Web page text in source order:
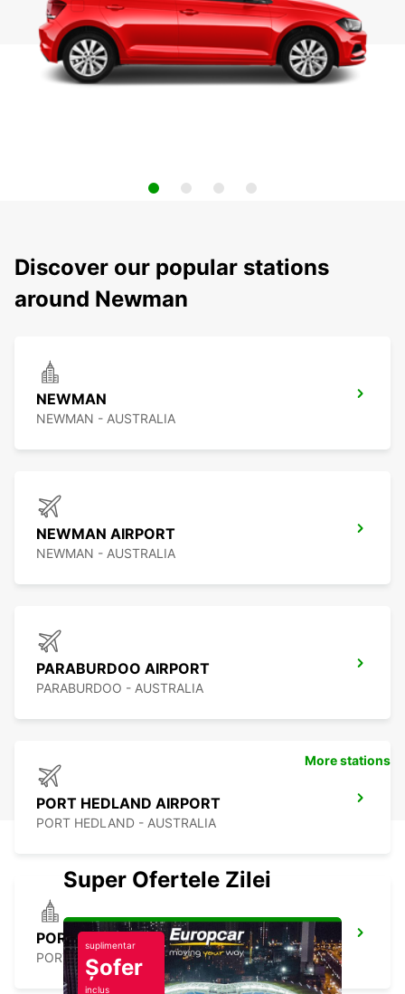
Discover our popular stations
around Newman
NEWMAN
NEWMAN - AUSTRALIA
NEWMAN AIRPORT
NEWMAN - AUSTRALIA
PARABURDOO AIRPORT
PARABURDOO - AUSTRALIA
PORT HEDLAND AIRPORT
PORT HEDLAND - AUSTRALIA
PORT HEDLAND CITY
PORT HEDLAND - AUSTRALIA
More stations
Super Ofertele Zilei
suplimentar
Șofer
inclus